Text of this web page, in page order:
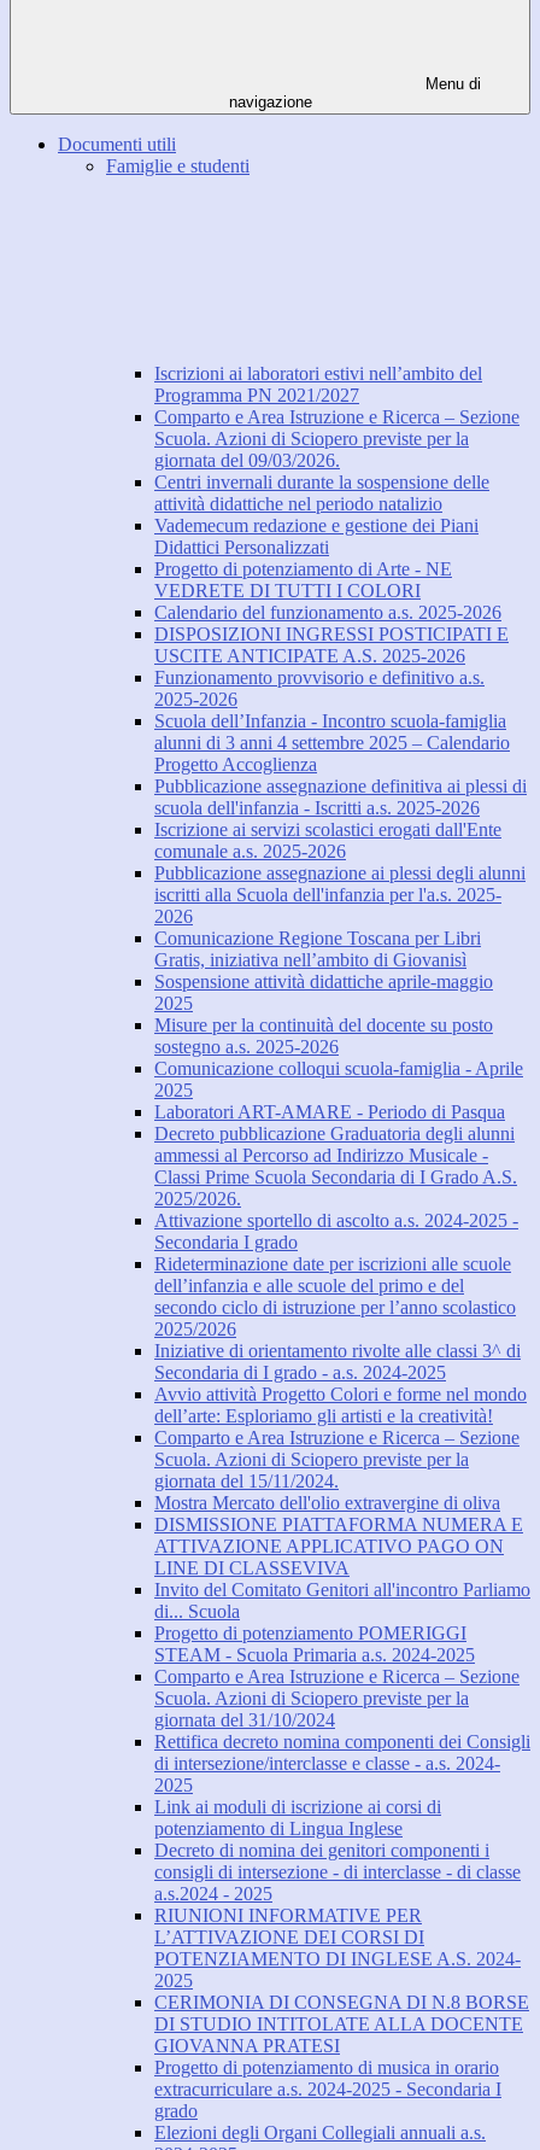
Menu di
navigazione
Documenti utili
Famiglie e studenti
Iscrizioni ai laboratori estivi nell’ambito del
Programma PN 2021/2027
Comparto e Area Istruzione e Ricerca – Sezione
Scuola. Azioni di Sciopero previste per la
giornata del 09/03/2026.
Centri invernali durante la sospensione delle
attività didattiche nel periodo natalizio
Vademecum redazione e gestione dei Piani
Didattici Personalizzati
Progetto di potenziamento di Arte - NE
VEDRETE DI TUTTI I COLORI
Calendario del funzionamento a.s. 2025-2026
DISPOSIZIONI INGRESSI POSTICIPATI E
USCITE ANTICIPATE A.S. 2025-2026
Funzionamento provvisorio e definitivo a.s.
2025-2026
Scuola dell’Infanzia - Incontro scuola-famiglia
alunni di 3 anni 4 settembre 2025 – Calendario
Progetto Accoglienza
Pubblicazione assegnazione definitiva ai plessi di
scuola dell'infanzia - Iscritti a.s. 2025-2026
Iscrizione ai servizi scolastici erogati dall'Ente
comunale a.s. 2025-2026
Pubblicazione assegnazione ai plessi degli alunni
iscritti alla Scuola dell'infanzia per l'a.s. 2025-
2026
Comunicazione Regione Toscana per Libri
Gratis, iniziativa nell’ambito di Giovanisì
Sospensione attività didattiche aprile-maggio
2025
Misure per la continuità del docente su posto
sostegno a.s. 2025-2026
Comunicazione colloqui scuola-famiglia - Aprile
2025
Laboratori ART-AMARE - Periodo di Pasqua
Decreto pubblicazione Graduatoria degli alunni
ammessi al Percorso ad Indirizzo Musicale -
Classi Prime Scuola Secondaria di I Grado A.S.
2025/2026.
Attivazione sportello di ascolto a.s. 2024-2025 -
Secondaria I grado
Rideterminazione date per iscrizioni alle scuole
dell’infanzia e alle scuole del primo e del
secondo ciclo di istruzione per l’anno scolastico
2025/2026
Iniziative di orientamento rivolte alle classi 3^ di
Secondaria di I grado - a.s. 2024-2025
Avvio attività Progetto Colori e forme nel mondo
dell’arte: Esploriamo gli artisti e la creatività!
Comparto e Area Istruzione e Ricerca – Sezione
Scuola. Azioni di Sciopero previste per la
giornata del 15/11/2024.
Mostra Mercato dell'olio extravergine di oliva
DISMISSIONE PIATTAFORMA NUMERA E
ATTIVAZIONE APPLICATIVO PAGO ON
LINE DI CLASSEVIVA
Invito del Comitato Genitori all'incontro Parliamo
di... Scuola
Progetto di potenziamento POMERIGGI
STEAM - Scuola Primaria a.s. 2024-2025
Comparto e Area Istruzione e Ricerca – Sezione
Scuola. Azioni di Sciopero previste per la
giornata del 31/10/2024
Rettifica decreto nomina componenti dei Consigli
di intersezione/interclasse e classe - a.s. 2024-
2025
Link ai moduli di iscrizione ai corsi di
potenziamento di Lingua Inglese
Decreto di nomina dei genitori componenti i
consigli di intersezione - di interclasse - di classe
a.s.2024 - 2025
RIUNIONI INFORMATIVE PER
L’ATTIVAZIONE DEI CORSI DI
POTENZIAMENTO DI INGLESE A.S. 2024-
2025
CERIMONIA DI CONSEGNA DI N.8 BORSE
DI STUDIO INTITOLATE ALLA DOCENTE
GIOVANNA PRATESI
Progetto di potenziamento di musica in orario
extracurriculare a.s. 2024-2025 - Secondaria I
grado
Elezioni degli Organi Collegiali annuali a.s.